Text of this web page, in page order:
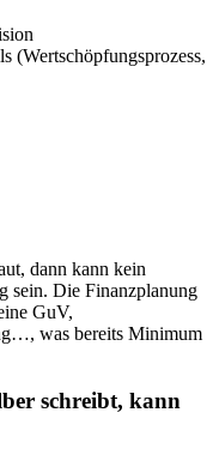
(Wertschöpfungsprozess,
dann kann kein
sein. Die Finanzplanung
GuV,
was bereits Minimum
schreibt, kann